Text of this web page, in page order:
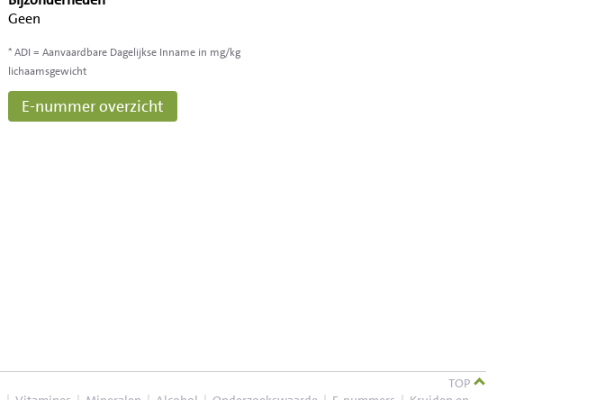
Geen
* ADI = Aanvaardbare Dagelijkse Inname in mg/kg
lichaamsgewicht
E-nummer overzicht
TOP